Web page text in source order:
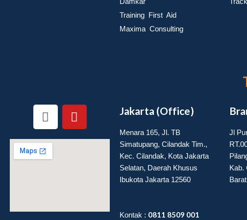
Training First Aid
Maxima Consulting
I
n
t
a
m
Y
o
Jakarta (Office)
Menara 165, Jl. TB
Simatupang, Cilandak Tim.,
Kec. Cilandak, Kota Jakarta
Selatan, Daerah Khusus
Ibukota Jakarta 12560
Kontak : 0811 8509 001
Jl
Kab.